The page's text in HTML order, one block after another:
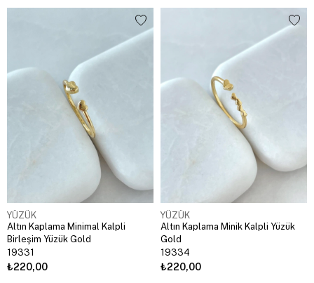
YÜZÜK
Altın Kaplama Minimal Kalpli
Birleşim Yüzük Gold
19331
₺220,00
YÜZÜK
Altın Kaplama Minik Kalpli Yüzük
Gold
19334
₺220,00